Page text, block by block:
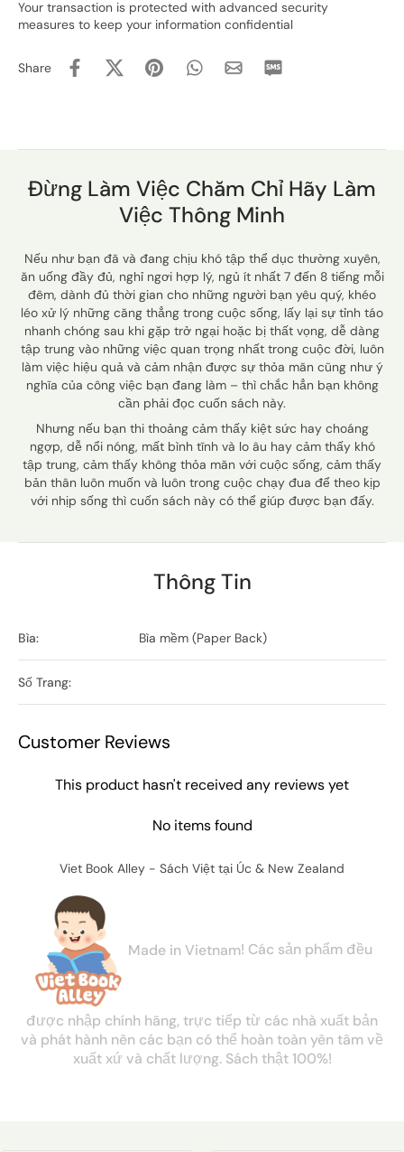
Your transaction is protected with advanced security
measures to keep your information confidential
Share
Đừng Làm Việc Chăm Chỉ Hãy Làm
Việc Thông Minh
Nếu như bạn đã và đang chịu khó tập thể dục thường xuyên,
ăn uống đầy đủ, nghỉ ngơi hợp lý, ngủ ít nhất 7 đến 8 tiếng mỗi
đêm, dành đủ thời gian cho những người bạn yêu quý, khéo
léo xử lý những căng thẳng trong cuộc sống, lấy lại sự tỉnh táo
nhanh chóng sau khi gặp trở ngại hoặc bị thất vọng, dễ dàng
tập trung vào những việc quan trọng nhất trong cuộc đời, luôn
làm việc hiệu quả và cảm nhận được sự thỏa mãn cũng như ý
nghĩa của công việc bạn đang làm – thì chắc hẳn bạn không
cần phải đọc cuốn sách này.
Nhưng nếu bạn thi thoảng cảm thấy kiệt sức hay choáng
ngợp, dễ nổi nóng, mất bình tĩnh và lo âu hay cảm thấy khó
tập trung, cảm thấy không thỏa mãn với cuộc sống, cảm thấy
bản thân luôn muốn và luôn trong cuộc chạy đua để theo kịp
với nhịp sống thì cuốn sách này có thể giúp được bạn đấy.
Thông Tin
Bìa: Bìa mềm (Paper Back)
Số Trang:
Customer Reviews
This product hasn't received any reviews yet
No items found
Viet Book Alley - Sách Việt tại Úc & New Zealand
Made in Vietnam! Các sản phẩm đều
được nhập chính hãng, trực tiếp từ các nhà xuất bản
và phát hành nên các bạn cóthể hoàn toàn yên tâmvề
xuất xứ và chất lượng. Sách thật 100%!